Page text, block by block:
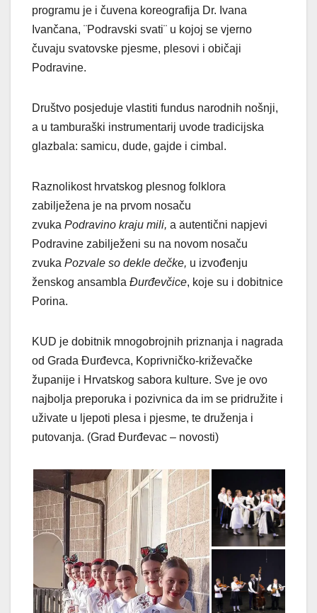
programu je i čuvena koreografija Dr. Ivana
Ivančana, ¨Podravski svati¨ u kojoj se vjerno
čuvaju svatovske pjesme, plesovi i običaji
Podravine.
Društvo posjeduje vlastiti fundus narodnih nošnji,
a u tamburaški instrumentarij uvode tradicijska
glazbala: samicu, dude, gajde i cimbal.
Raznolikost hrvatskog plesnog folklora
zabilježena je na prvom nosaču
zvuka Podravino kraju mili, a autentični napjevi
Podravine zabilježeni su na novom nosaču
zvuka Pozvale so dekle dečke, u izvođenju
ženskog ansambla Đurđevčice, koje su i dobitnice
Porina.
KUD je dobitnik mnogobrojnih priznanja i nagrada
od Grada Đurđevca, Koprivničko-križevačke
županije i Hrvatskog sabora kulture. Sve je ovo
najbolja preporuka i pozivnica da im se pridružite i
uživate u ljepoti plesa i pjesme, te druženja i
putovanja. (Grad Đurđevac – novosti)